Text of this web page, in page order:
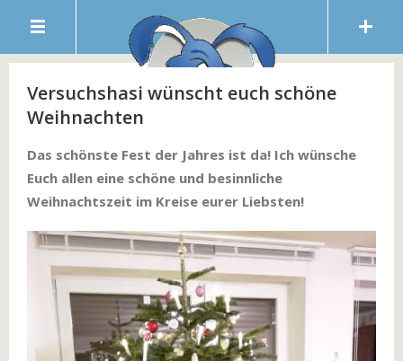
Versuchshasi wünscht euch schöne
Weihnachten
Das schönste Fest der Jahres ist da! Ich wünsche
Euch allen eine schöne und besinnliche
Weihnachtszeit im Kreise eurer Liebsten!